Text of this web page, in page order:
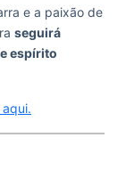
e a paixão de
seguirá
espírito